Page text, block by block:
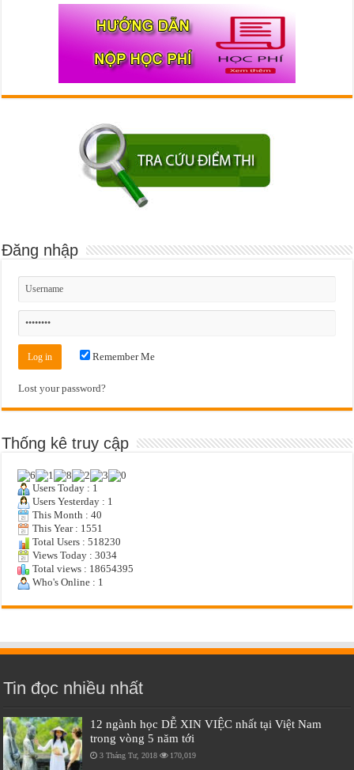
Đăng nhập
Remember Me
Lost your password?
Thống kê truy cập
Users Today : 1
Users Yesterday : 1
This Month : 40
This Year : 1551
Total Users : 518230
Views Today : 3034
Total views : 18654395
Who's Online : 1
Tin đọc nhiều nhất
12 ngành học DỄ XIN VIỆC nhất tại Việt Nam
trong vòng 5 năm tới
3 Tháng Tư, 2018 170,019